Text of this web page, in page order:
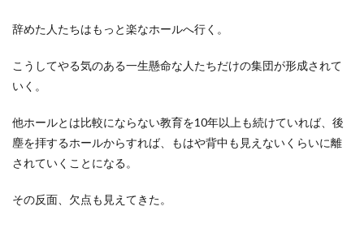
辞めた人たちはもっと楽なホールへ行く。
こうしてやる気のある一生懸命な人たちだけの集団が形成されて
いく。
他ホールとは比較にならない教育を10年以上も続けていれば、後
塵を拝するホールからすれば、もはや背中も見えないくらいに離
されていくことになる。
その反面、欠点も見えてきた。